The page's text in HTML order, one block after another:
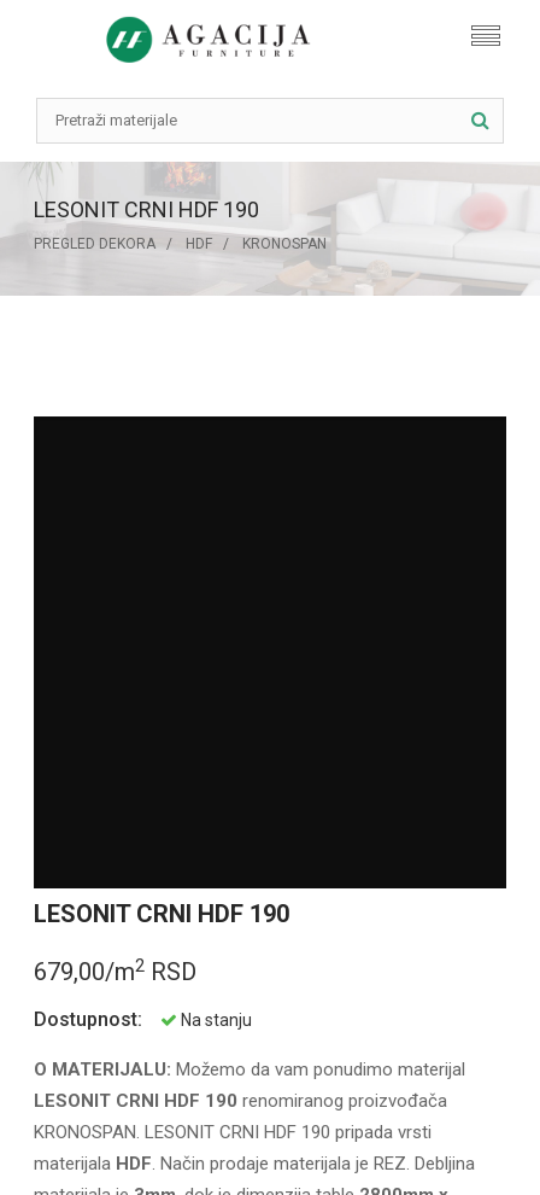
LESONIT CRNI HDF 190
PREGLED DEKORA HDF KRONOSPAN
LESONIT CRNI HDF 190
679,00/m2 RSD
Dostupnost: Na stanju
O MATERIJALU: Možemo da vam ponudimo materijal
LESONIT CRNI HDF 190 renomiranog proizvođača
KRONOSPAN. LESONIT CRNI HDF 190 pripada vrsti
materijala HDF. Način prodaje materijala je REZ. Debljina